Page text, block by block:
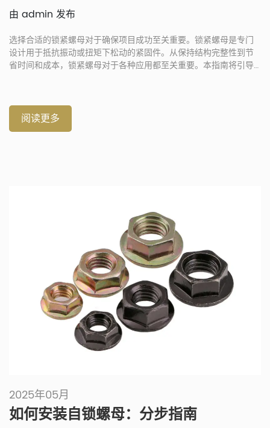
由 admin 发布
选择合适的锁紧螺母对于确保项目成功至关重要。锁紧螺母是专门
设计用于抵抗振动或扭矩下松动的紧固件。从保持结构完整性到节
省时间和成本，锁紧螺母对于各种应用都至关重要。本指南将引导
阅读更多
2025年05月
如何安装自锁螺母：分步指南